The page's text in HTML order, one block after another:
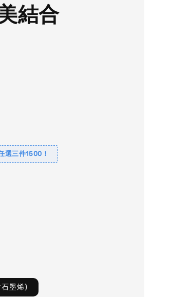
結合
選三件1500！
墨烯)